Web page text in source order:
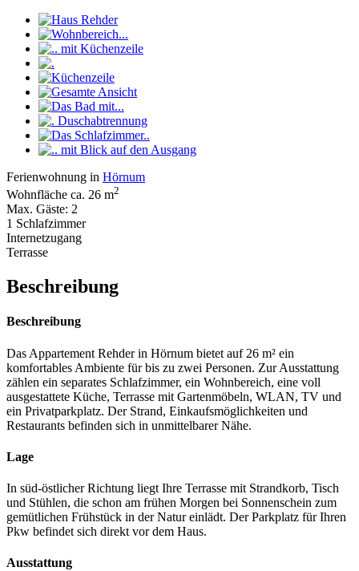
Ferienwohnung in Hörnum
Wohnfläche ca. 26 m2
Max. Gäste: 2
1 Schlafzimmer
Internetzugang
Terrasse
Beschreibung
Beschreibung
Das Appartement Rehder in Hörnum bietet auf 26 m² ein
komfortables Ambiente für bis zu zwei Personen. Zur Ausstattung
zählen ein separates Schlafzimmer, ein Wohnbereich, eine voll
ausgestattete Küche, Terrasse mit Gartenmöbeln, WLAN, TV und
ein Privatparkplatz. Der Strand, Einkaufsmöglichkeiten und
Restaurants befinden sich in unmittelbarer Nähe.
Lage
In süd-östlicher Richtung liegt Ihre Terrasse mit Strandkorb, Tisch
und Stühlen, die schon am frühen Morgen bei Sonnenschein zum
gemütlichen Frühstück in der Natur einlädt. Der Parkplatz für Ihren
Pkw befindet sich direkt vor dem Haus.
Ausstattung